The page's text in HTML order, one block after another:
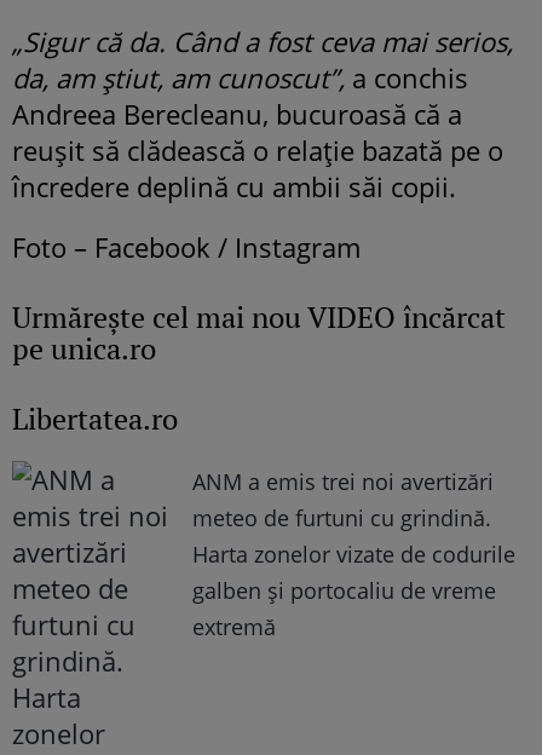
„Sigur că da. Când a fost ceva mai serios,
da, am știut, am cunoscut”, a conchis
Andreea Berecleanu, bucuroasă că a
reușit să clădească o relație bazată pe o
încredere deplină cu ambii săi copii.
Foto – Facebook / Instagram
Urmăreşte cel mai nou VIDEO încărcat
pe unica.ro
Libertatea.ro
ANM a emis trei noi avertizări
meteo de furtuni cu grindină.
Harta zonelor vizate de codurile
galben și portocaliu de vreme
extremă